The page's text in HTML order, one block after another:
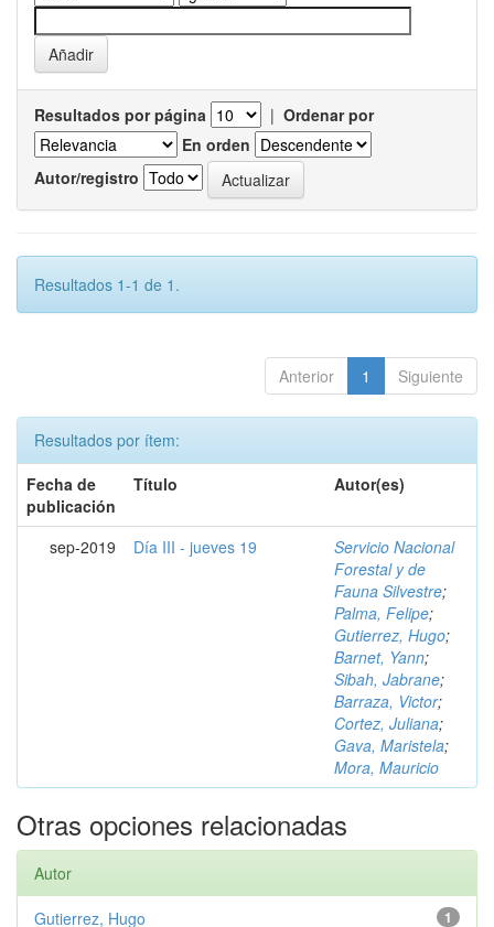
Resultados por página | Ordenar por
En orden
Autor/registro
Resultados 1-1 de 1.
Anterior 1 Siguiente
Resultados por ítem:
Fecha de
publicación
Título Autor(es)
sep-2019 Día III - jueves 19
Servicio Nacional
Forestal y de
Fauna Silvestre;
Palma, Felipe;
Gutierrez, Hugo;
Barnet, Yann;
Sibah, Jabrane;
Barraza, Victor;
Cortez, Juliana;
Gava, Maristela;
Mora, Mauricio
Otras opciones relacionadas
Autor
1
Gutierrez, Hugo